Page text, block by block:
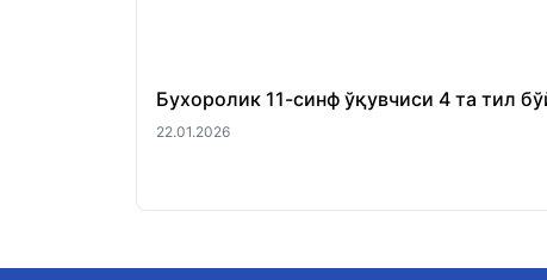
Бухоролик 11-синф ўқувчиси 4 та тил
22.01.2026